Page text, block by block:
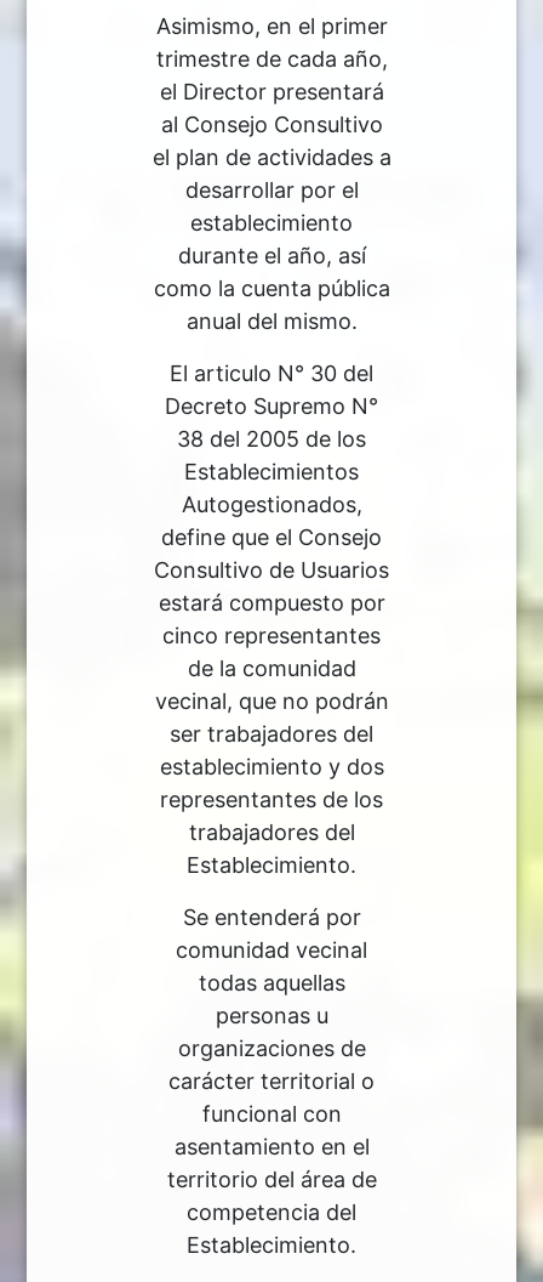
Asimismo, en el primer
trimestre de cada año,
el Director presentará
al Consejo Consultivo
el plan de actividades a
desarrollar por el
establecimiento
durante el año, así
como la cuenta pública
anual del mismo.
El articulo N° 30 del
Decreto Supremo N°
38 del 2005 de los
Establecimientos
Autogestionados,
define que el Consejo
Consultivo de Usuarios
estará compuesto por
cinco representantes
de la comunidad
vecinal, que no podrán
ser trabajadores del
establecimiento y dos
representantes de los
trabajadores del
Establecimiento.
Se entenderá por
comunidad vecinal
todas aquellas
personas u
organizaciones de
carácter territorial o
funcional con
asentamiento en el
territorio del área de
competencia del
Establecimiento.